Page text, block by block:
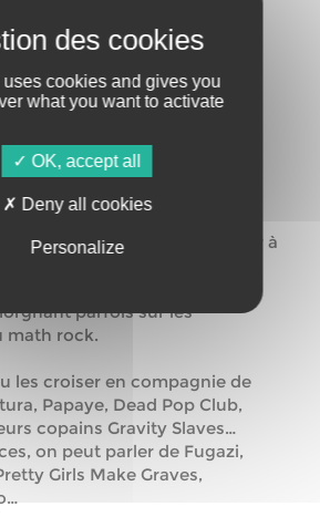
(ORLÉANS /
– POST-
à la fin du millénaire dernier à
la tension, la
parfois sur les
math rock.
les croiser en compagnie de
Papaye, Dead Pop Club,
copains Gravity Slaves…
on peut parler de Fugazi,
Girls Make Graves,
cookies and gives you
what you want to activate
OK, accept all
Deny all cookies
Personalize